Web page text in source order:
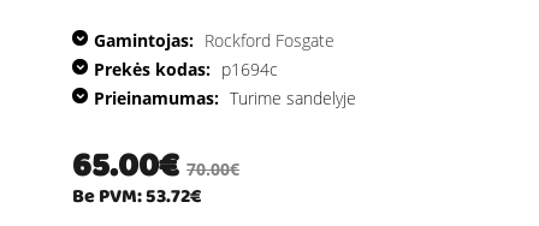
Gamintojas: Rockford Fosgate
Prekės kodas: p1694c
Prieinamumas: Turime sandelyje
65.00€ 70.00€
Be PVM: 53.72€